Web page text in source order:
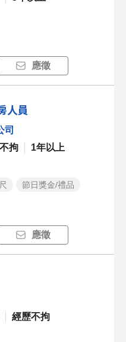
應徵
人員
司
拘
1年以上
節日獎金/禮品
應徵
經歷不拘